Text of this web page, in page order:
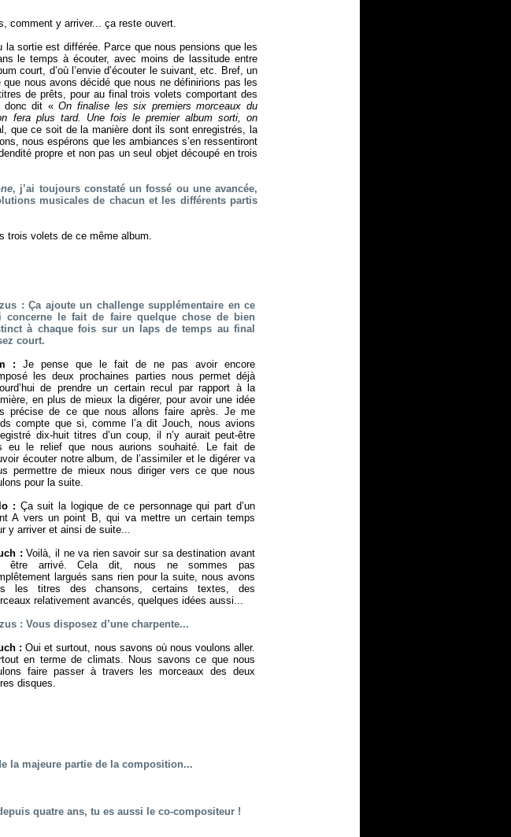
comment y arriver... ça reste ouvert.
sortie est différée. Parce que nous pensions que les
le temps à écouter, avec moins de lassitude entre
court, d’où l’envie d’écouter le suivant, etc. Bref, un
nous avons décidé que nous ne définirions pas les
de prêts, pour au final trois volets comportant des
donc dit «On finalise les six premiers morceaux du
fera plus tard. Une fois le premier album sorti, on
que ce soit de la manière dont ils sont enregistrés, la
nous espérons que les ambiances s’en ressentiront
propre et non pas un seul objet découpé en trois
, j’ai toujours constaté un fossé ou une avancée,
musicales de chacun et les différents partis
trois volets de ce même album.
: Ça ajoute un challenge supplémentaire en ce
concerne le fait de faire quelque chose de bien
à chaque fois sur un laps de temps au final
court.
: Je pense que le fait de ne pas avoir encore
les deux prochaines parties nous permet déjà
de prendre un certain recul par rapport à la
en plus de mieux la digérer, pour avoir une idée
précise de ce que nous allons faire après. Je me
compte que si, comme l’a dit Jouch, nous avions
dix-huit titres d’un coup, il n’y aurait peut-être
eu le relief que nous aurions souhaité. Le fait de
écouter notre album, de l’assimiler et le digérer va
permettre de mieux nous diriger vers ce que nous
pour la suite.
: Ça suit la logique de ce personnage qui part d’un
A vers un point B, qui va mettre un certain temps
y arriver et ainsi de suite...
: Voilà, il ne va rien savoir sur sa destination avant
être arrivé. Cela dit, nous ne sommes pas
largués sans rien pour la suite, nous avons
les titres des chansons, certains textes, des
relativement avancés, quelques idées aussi...
: Vous disposez d’une charpente...
: Oui et surtout, nous savons où nous voulons aller.
en terme de climats. Nous savons ce que nous
faire passer à travers les morceaux des deux
disques.
la majeure partie de la composition...
quatre ans, tu es aussi le co-compositeur !